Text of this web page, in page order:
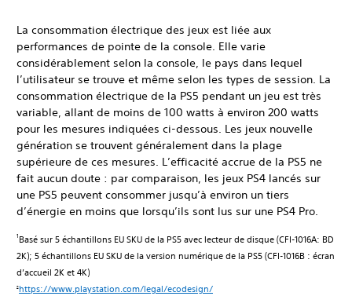
La consommation électrique des jeux est liée aux
performances de pointe de la console. Elle varie
considérablement selon la console, le pays dans lequel
l’utilisateur se trouve et même selon les types de session. La
consommation électrique de la PS5 pendant un jeu est très
variable, allant de moins de 100 watts à environ 200 watts
pour les mesures indiquées ci-dessous. Les jeux nouvelle
génération se trouvent généralement dans la plage
supérieure de ces mesures. L’efficacité accrue de la PS5 ne
fait aucun doute : par comparaison, les jeux PS4 lancés sur
une PS5 peuvent consommer jusqu’à environ un tiers
d’énergie en moins que lorsqu’ils sont lus sur une PS4 Pro.
1 Basé sur 5 échantillons EU SKU de la PS5 avec lecteur de disque (CFI-1016A: BD
2K); 5 échantillons EU SKU de la version numérique de la PS5 (CFI-1016B : écran
d’accueil 2K et 4K)
2https://www.playstation.com/legal/ecodesign/